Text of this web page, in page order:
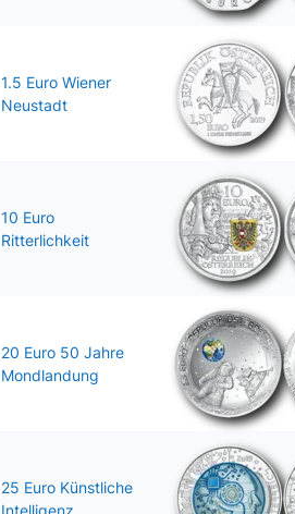
1.5 Euro Wiener
Neustadt
10 Euro
Ritterlichkeit
20 Euro 50 Jahre
Mondlandung
25 Euro Künstliche